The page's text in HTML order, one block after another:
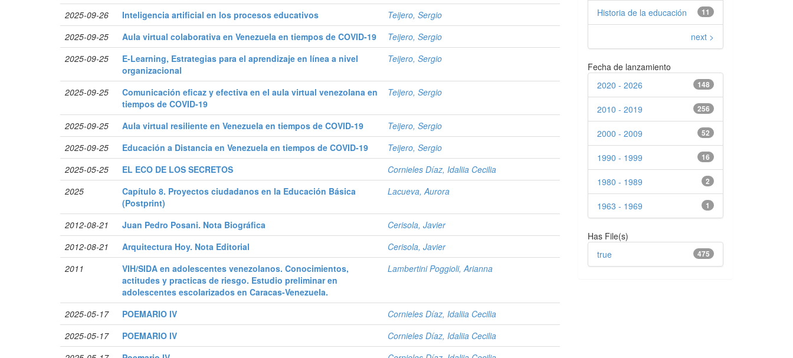
2025-09-26 Inteligencia artificial en los procesos educativos
Teijero, Sergio
2025-09-25
Aula virtual colaborativa en Venezuela en tiempos de COVID-19
Teijero, Sergio
2025-09-25
E-Learning, Estrategias para el aprendizaje en línea a nivel
organizacional
Teijero, Sergio
2025-09-25
Comunicación eficaz y efectiva en el aula virtual venezolana en
tiempos de COVID-19
Teijero, Sergio
2025-09-25 Aula virtual resiliente en Venezuela en tiempos de COVID-19
Teijero, Sergio
2025-09-25
Educación a Distancia en Venezuela en tiempos de COVID-19
Teijero, Sergio
2025-05-25
EL ECO DE LOS SECRETOS
Cornieles Díaz, Idaliia Cecilia
2025
Capítulo 8. Proyectos ciudadanos en la Educación Básica
(Postprint)
Lacueva, Aurora
2012-08-21 Juan Pedro Posani. Nota Biográfica
Cerisola, Javier
2012-08-21
Arquitectura Hoy. Nota Editorial
Cerisola, Javier
2011
VIH/SIDA en adolescentes venezolanos. Conocimientos,
actitudes y practicas de riesgo. Estudio preliminar en
adolescentes escolarizados en Caracas-Venezuela.
Lambertini Poggioli, Arianna
2025-05-17 POEMARIO IV
Cornieles Díaz, Idaliia Cecilia
2025-05-17
POEMARIO IV
Cornieles Díaz, Idaliia Cecilia
11
Historia de la educación
next >
Fecha de lanzamiento
148
2020 - 2026
256
2010 - 2019
52
2000 - 2009
16
1990 - 1999
2
1980 - 1989
1
1963 - 1969
Has File(s)
475
true